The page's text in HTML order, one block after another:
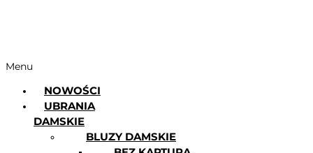
Menu
NOWOŚCI
UBRANIA
DAMSKIE
BLUZY DAMSKIE